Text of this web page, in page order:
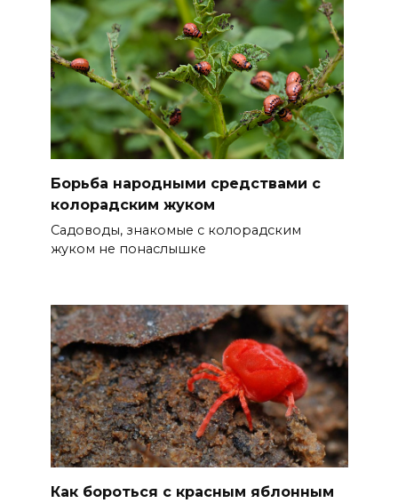
Борьба народными средствами с
колорадским жуком
Садоводы, знакомые с колорадским
жуком не понаслышке
Как бороться с красным яблонным